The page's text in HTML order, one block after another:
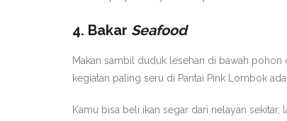
4. Bakar Seafood
Makan sambil duduk lesehan di bawah pohon
kegiatan paling seru di Pantai Pink Lombok
Kamu bisa beli ikan segar dari nelayan